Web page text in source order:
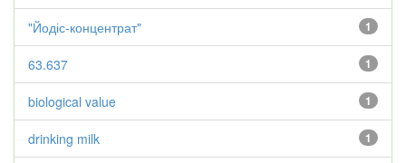
1
"Йодіс-концентрат"
1
63.637
1
biological value
1
drinking milk